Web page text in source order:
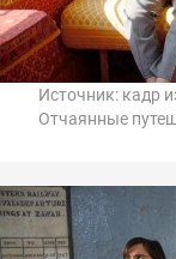
Источник: кадр
Отчаянные